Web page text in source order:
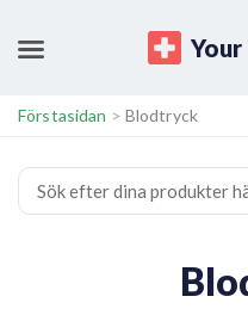
Your
Förstasidan > Blodtryck